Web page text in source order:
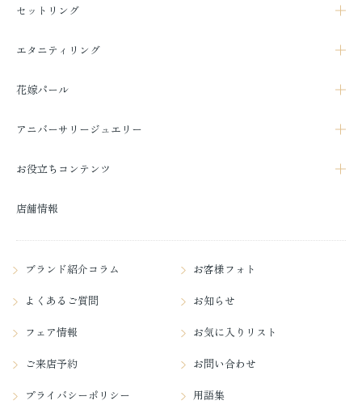
セットリング
エタニティリング
花嫁パール
アニバーサリージュエリー
お役立ちコンテンツ
店舗情報
ブランド紹介コラム お客様フォト
よくあるご質問 お知らせ
フェア情報 お気に入りリスト
ご来店予約 お問い合わせ
プライバシーポリシー 用語集